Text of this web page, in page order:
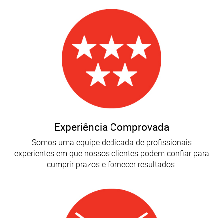
Experiência Comprovada
Somos uma equipe dedicada de profissionais
experientes em que nossos clientes podem confiar para
cumprir prazos e fornecer resultados.